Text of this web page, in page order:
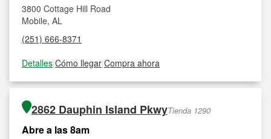
3800 Cottage Hill Road
Mobile, AL
(251) 666-8371
Detalles|Cómo llegar|Compra ahora
2862 Dauphin Island PkwyTienda 1290
Abre a las 8am